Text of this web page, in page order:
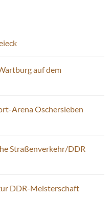
auf dem
Arena Oschersleben
Straßenverkehr/DDR
DDR-Meisterschaft